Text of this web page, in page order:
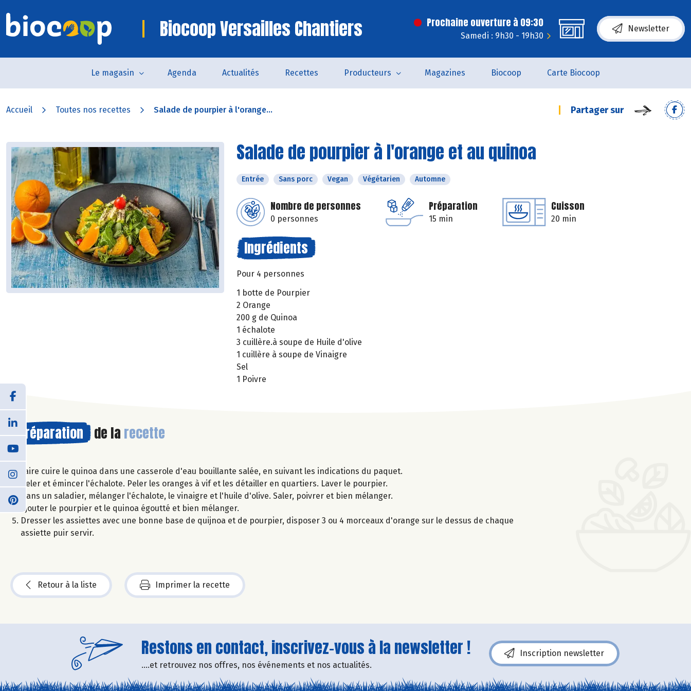
Biocoop Versailles Chantiers Prochaine ouverture à 09:30
Samedi : 9h30 - 19h30
Newsletter
Le magasin Agenda Actualités Recettes Producteurs Magazines Biocoop Carte Biocoop
Accueil Toutes nos recettes Salade de pourpier à l'orange... Partager sur
Salade de pourpier à l'orange et au quinoa
Entrée Sans porc Vegan Végétarien Automne
Nombre de personnes
0 personnes
Préparation
15 min
Cuisson
20 min
Ingrédients
Pour 4 personnes
1 botte de Pourpier
2 Orange
200 g de Quinoa
1 échalote
3 cuillère.à soupe de Huile d'olive
1 cuillère à soupe de Vinaigre
Sel
1 Poivre
Préparation de la recette
Faire cuire le quinoa dans une casserole d'eau bouillante salée, en suivant les indications du paquet.
Peler et émincer l'échalote. Peler les oranges à vif et les détailler en quartiers. Laver le pourpier.
Dans un saladier, mélanger l'échalote, le vinaigre et l'huile d'olive. Saler, poivrer et bien mélanger.
Ajouter le pourpier et le quinoa égoutté et bien mélanger.
Dresser les assiettes avec une bonne base de quijnoa et de pourpier, disposer 3 ou 4 morceaux d'orange sur le dessus de chaque
assiette puir servir.
Retour à la liste Imprimer la recette
Restons en contact, inscrivez-vous à la newsletter !
....et retrouvez nos offres, nos événements et nos actualités.
Inscription newsletter